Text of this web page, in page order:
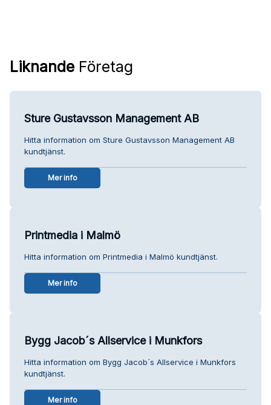
Liknande Företag
Sture Gustavsson Management AB
Hitta information om Sture Gustavsson Management AB
kundtjänst.
Mer info
Printmedia i Malmö
Hitta information om Printmedia i Malmö kundtjänst.
Mer info
Bygg Jacob´s Allservice i Munkfors
Hitta information om Bygg Jacob´s Allservice i Munkfors
kundtjänst.
Mer info